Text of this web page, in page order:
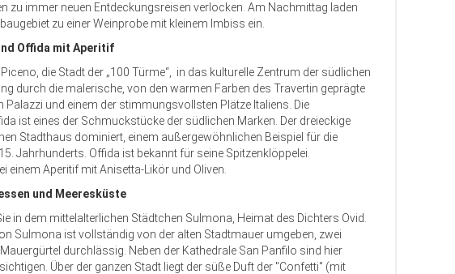
zu immer neuen Entdeckungsreisen verlocken. Am Nachmittag laden
zu einer Weinprobe mit kleinem Imbiss ein.
Offida mit Aperitif
die Stadt der „100 Türme“, in das kulturelle Zentrum der südlichen
durch die malerische, von den warmen Farben des Travertin geprägte
und einem der stimmungsvollsten Plätze Italiens. Die
ist eines der Schmuckstücke der südlichen Marken. Der dreieckige
Stadthaus dominiert, einem außergewöhnlichen Beispiel für die
Jahrhunderts. Offida ist bekannt für seine Spitzenklöppelei.
einem Aperitif mit Anisetta-Likör und Oliven.
und Meeresküste
in dem mittelalterlichen Städtchen Sulmona, Heimat des Dichters Ovid.
Sulmona ist vollständig von der alten Stadtmauer umgeben, zwei
durchlässig. Neben der Kathedrale San Panfilo sind hier
Über der ganzen Stadt liegt der süße Duft der "Confetti" (mit